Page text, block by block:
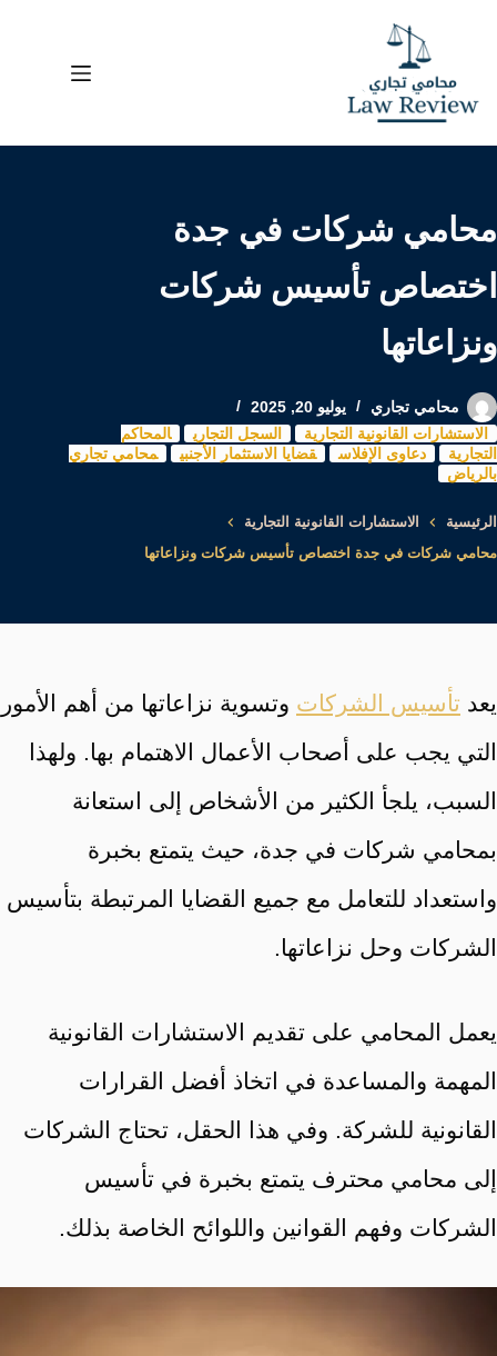
المحتوى
محامي شركات في جدة
اختصاص تأسيس شركات
ونزاعاتها
محامي تجاري
يوليو 20, 2025
الاستشارات القانونية التجارية
السجل التجاري
المحاكم
التجارية
دعاوى الإفلاس قضايا الاستثمار الأجنبي
محامي تجاري
بالرياض
الرئيسية
الاستشارات القانونية التجارية
محامي شركات في جدة اختصاص تأسيس شركات ونزاعاتها
يعد تأسيس الشركات وتسوية نزاعاتها من أهم الأمور
التي يجب على أصحاب الأعمال الاهتمام بها. ولهذا
السبب، يلجأ الكثير من الأشخاص إلى استعانة
بمحامي شركات في جدة، حيث يتمتع بخبرة
واستعداد للتعامل مع جميع القضايا المرتبطة بتأسيس
الشركات وحل نزاعاتها.
يعمل المحامي على تقديم الاستشارات القانونية
المهمة والمساعدة في اتخاذ أفضل القرارات
القانونية للشركة. وفي هذا الحقل، تحتاج الشركات
إلى محامي محترف يتمتع بخبرة في تأسيس
الشركات وفهم القوانين واللوائح الخاصة بذلك.